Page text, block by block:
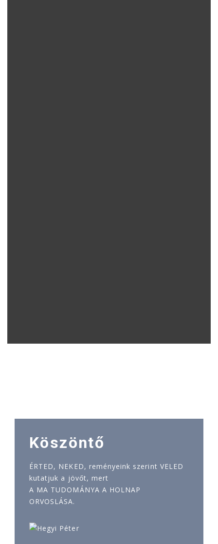
Köszöntő
ÉRTED, NEKED, reményeink szerint VELED
kutatjuk a jövőt, mert
A MA TUDOMÁNYA A HOLNAP
ORVOSLÁSA.